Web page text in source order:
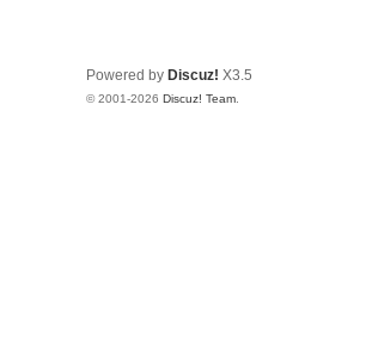
Powered by Discuz! X3.5
© 2001-2026 Discuz! Team